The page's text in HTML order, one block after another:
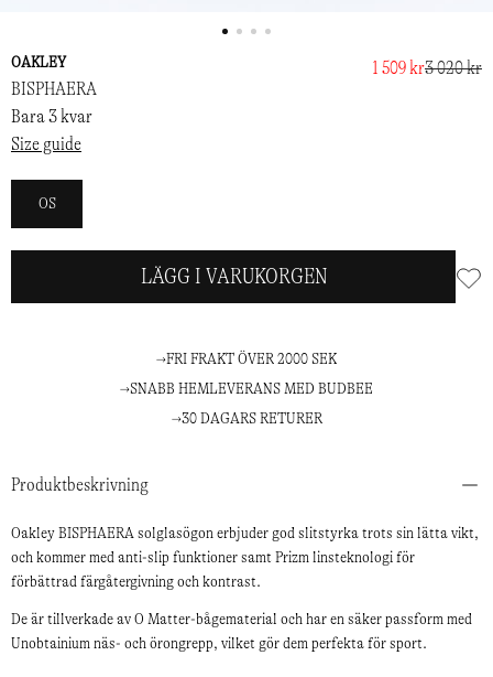
Produktbeskrivning
Oakley BISPHAERA solglasögon erbjuder god slitstyrka trots sin lätta vikt,
och kommer med anti-slip funktioner samt Prizm linsteknologi för
förbättrad färgåtergivning och kontrast.
De är tillverkade av O Matter-bågematerial och har en säker passform med
Unobtainium näs- och örongrepp, vilket gör dem perfekta för sport.
OAKLEY
BISPHAERA
1 509 kr3 020 kr
Bara 3 kvar
Size guide
OS
LÄGG I VARUKORGEN
FRI FRAKT ÖVER 2000 SEK
SNABB HEMLEVERANS MED BUDBEE
30 DAGARS RETURER